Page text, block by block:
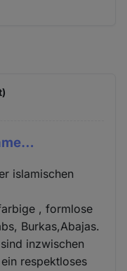
islamischen
, formlose
Burkas,Abajas.
inzwischen
respektloses